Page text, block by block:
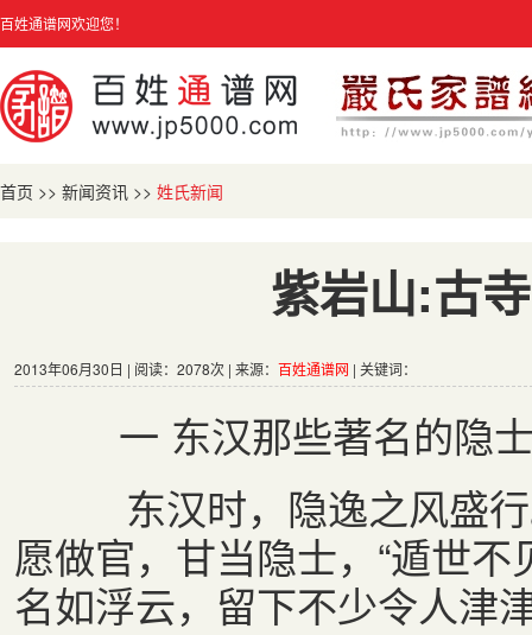
百姓通谱网欢迎您！
首页 >> 新闻资讯 >> 姓氏新闻
紫岩山:古
2013年06月30日 | 阅读：2078次 | 来源： 百姓通谱网 | 关键词：
一 东汉那些著名的隐
东汉时，隐逸之风盛行
愿做官，甘当隐士，“遁世
名如浮云，留下不少令人津